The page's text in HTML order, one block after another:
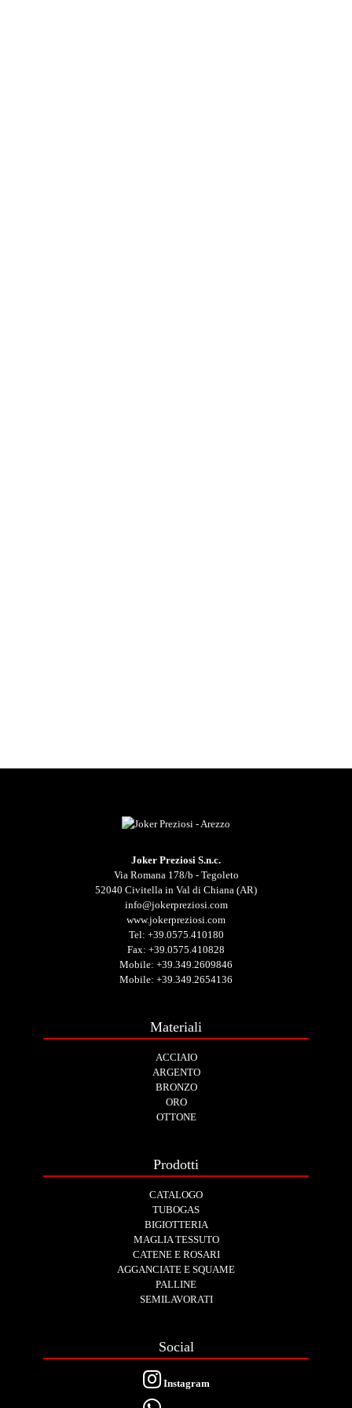
Joker Preziosi S.n.c.
Via Romana 178/b - Tegoleto
52040 Civitella in Val di Chiana (AR)
info@jokerpreziosi.com
www.jokerpreziosi.com
Tel: +39.0575.410180
Fax: +39.0575.410828
Mobile: +39.349.2609846
Mobile: +39.349.2654136
Materiali
ACCIAIO
ARGENTO
BRONZO
ORO
OTTONE
Prodotti
CATALOGO
TUBOGAS
BIGIOTTERIA
MAGLIA TESSUTO
CATENE E ROSARI
AGGANCIATE E SQUAME
PALLINE
SEMILAVORATI
Social
Instagram